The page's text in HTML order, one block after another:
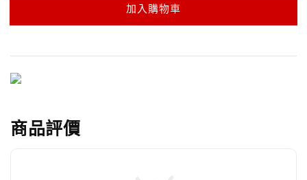
加入購物車
商品評價